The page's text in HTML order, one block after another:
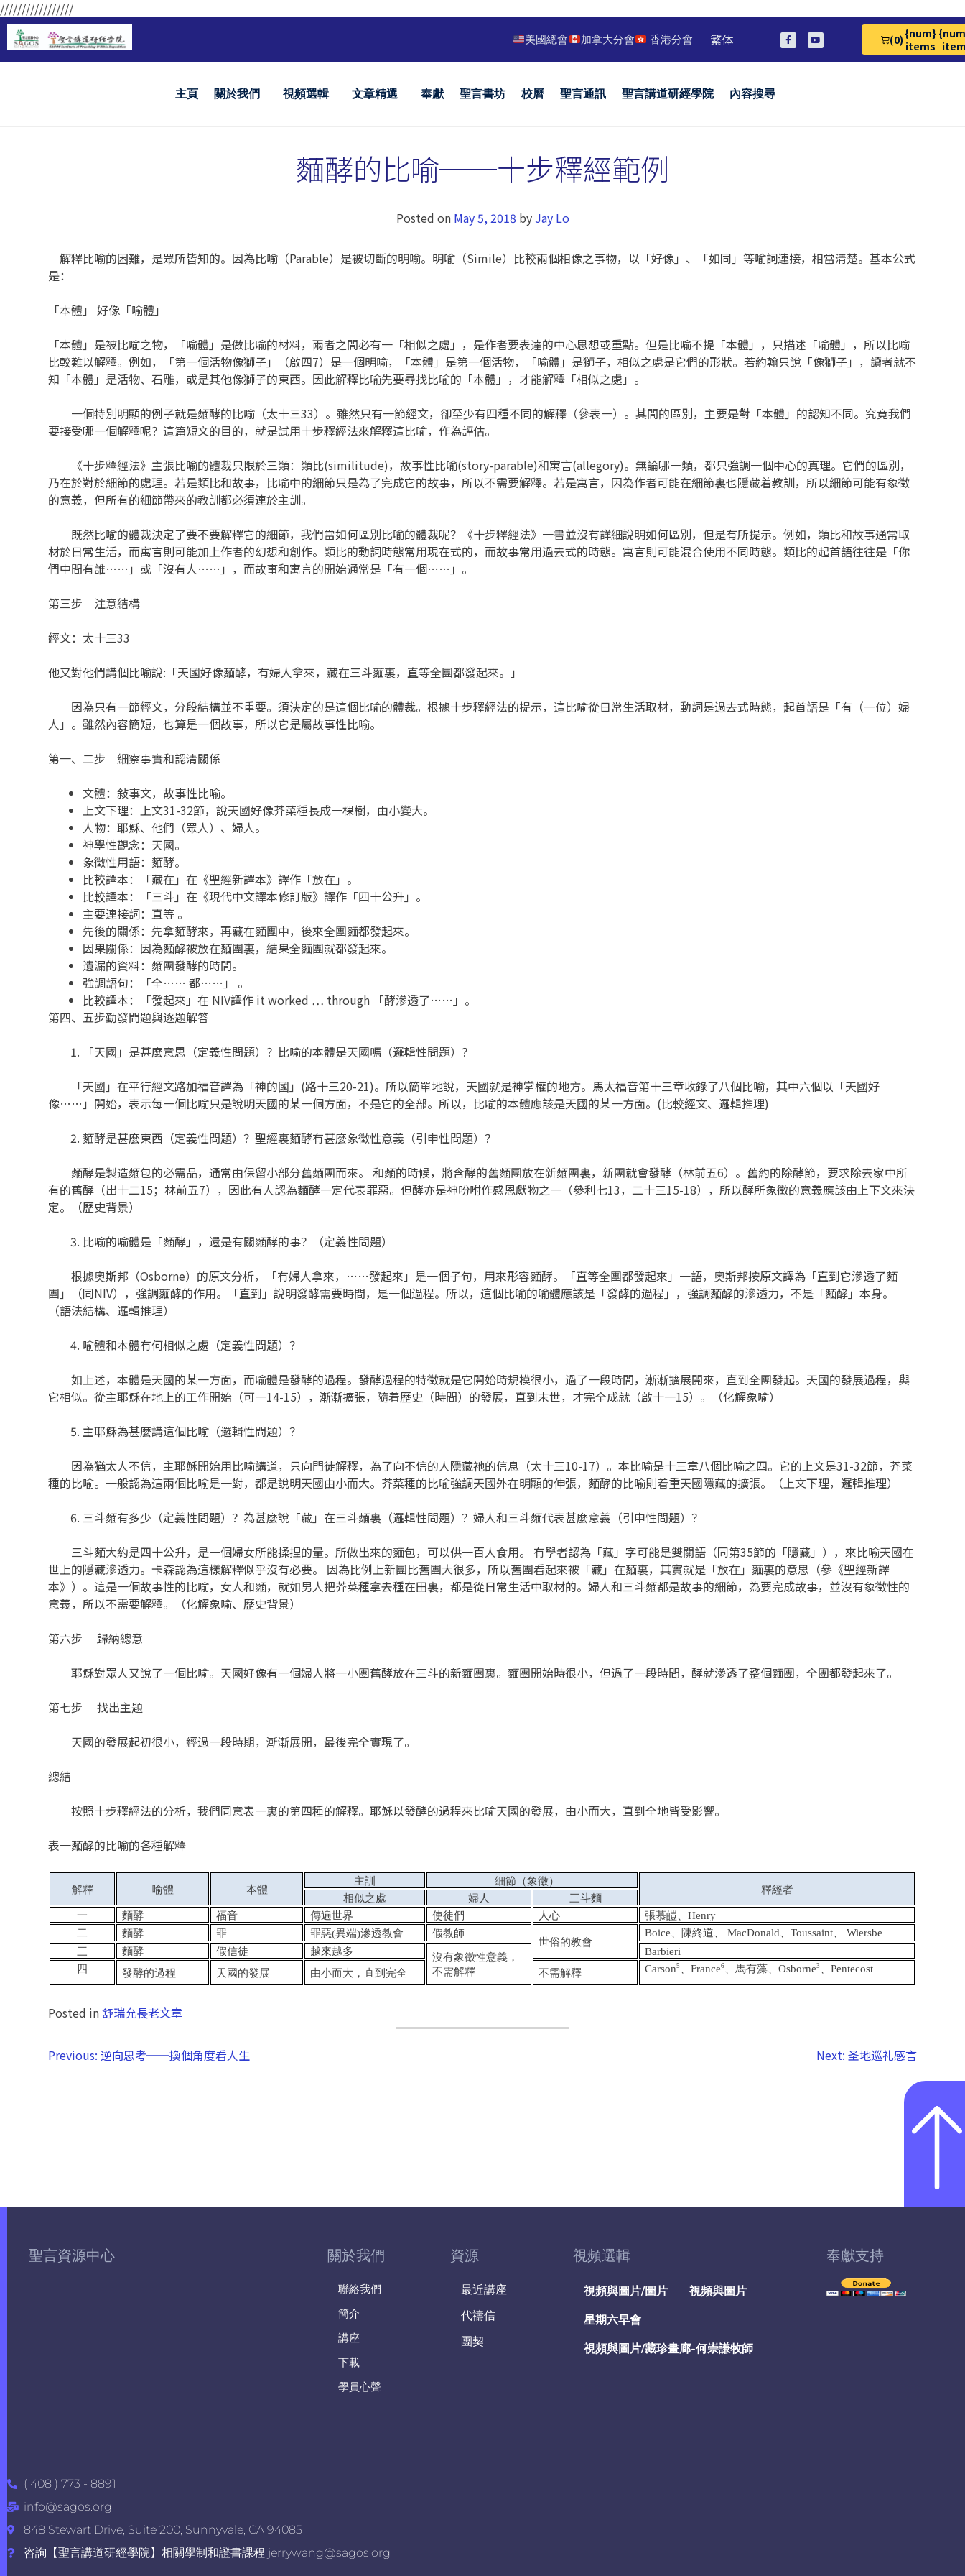
/////////////////
美國總會 加拿大分會 香港分會 繁体 (0)
View Cart 0
{num}
items
主頁 關於我們 視頻選輯 文章精選 奉獻 聖言書坊 校曆 聖言通訊 聖言講道研經學院 內容搜尋
麵酵的比喻──十步釋經範例
Posted on May 5, 2018 by Jay Lo
解釋比喻的困難，是眾所皆知的。因為比喻（Parable）是被切斷的明喻。明喻（Simile）比較兩個相像之事物，以「好像」、「如同」等喻詞連接，相當清楚。基本公式
是：
「本體」 好像「喻體」
「本體」是被比喻之物，「喻體」是做比喻的材料，兩者之間必有一「相似之處」，是作者要表達的中心思想或重點。但是比喻不提「本體」，只描述「喻體」，所以比喻
比較難以解釋。例如，「第一個活物像獅子」（啟四7）是一個明喻，「本體」是第一個活物，「喻體」是獅子，相似之處是它們的形狀。若約翰只說「像獅子」，讀者就不
知「本體」是活物、石雕，或是其他像獅子的東西。因此解釋比喻先要尋找比喻的「本體」，才能解釋「相似之處」。
一個特別明顯的例子就是麵酵的比喻（太十三33）。雖然只有一節經文，卻至少有四種不同的解釋（參表一）。其間的區別，主要是對「本體」的認知不同。究竟我們
要接受哪一個解釋呢？這篇短文的目的，就是試用十步釋經法來解釋這比喻，作為評估。
《十步釋經法》主張比喻的體裁只限於三類：類比(similitude)，故事性比喻(story-parable)和寓言(allegory)。無論哪一類，都只強調一個中心的真理。它們的區別，
乃在於對於細節的處理。若是類比和故事，比喻中的細節只是為了完成它的故事，所以不需要解釋。若是寓言，因為作者可能在細節裏也隱藏着教訓，所以細節可能有象徵
的意義，但所有的細節帶來的教訓都必須連於主訓。
既然比喻的體裁決定了要不要解釋它的細節，我們當如何區別比喻的體裁呢？《十步釋經法》一書並沒有詳細說明如何區別，但是有所提示。例如，類比和故事通常取
材於日常生活，而寓言則可能加上作者的幻想和創作。類比的動詞時態常用現在式的，而故事常用過去式的時態。寓言則可能混合使用不同時態。類比的起首語往往是「你
們中間有誰……」或「沒有人……」，而故事和寓言的開始通常是「有一個……」。
第三步 注意結構
經文：太十三33
他又對他們講個比喻說:「天國好像麵酵，有婦人拿來，藏在三斗麵裏，直等全團都發起來。」
因為只有一節經文，分段結構並不重要。須決定的是這個比喻的體裁。根據十步釋經法的提示，這比喻從日常生活取材，動詞是過去式時態，起首語是「有（一位）婦
人」。雖然內容簡短，也算是一個故事，所以它是屬故事性比喻。
第一、二步 細察事實和認清關係
文體：敍事文，故事性比喻。
上文下理：上文31-32節，說天國好像芥菜種長成一棵樹，由小變大。
人物：耶穌、他們（眾人）、婦人。
神學性觀念：天國。
象徵性用語：麵酵。
比較譯本：「藏在」在《聖經新譯本》譯作「放在」。
比較譯本：「三斗」在《現代中文譯本修訂版》譯作「四十公升」。
主要連接詞：直等 。
先後的關係：先拿麵酵來，再藏在麵團中，後來全團麵都發起來。
因果關係：因為麵酵被放在麵團裏，結果全麵團就都發起來。
遺漏的資料：麵團發酵的時間。
強調語句：「全…… 都……」 。
比較譯本：「發起來」在 NIV譯作 it worked … through 「酵滲透了……」。
第四、五步勤發問題與逐題解答
「天國」是甚麼意思（定義性問題）？比喻的本體是天國嗎（邏輯性問題）？
「天國」在平行經文路加福音譯為「神的國」(路十三20-21)。所以簡單地說，天國就是神掌權的地方。馬太福音第十三章收錄了八個比喻，其中六個以「天國好
像……」開始，表示每一個比喻只是說明天國的某一個方面，不是它的全部。所以，比喻的本體應該是天國的某一方面。(比較經文、邏輯推理)
麵酵是甚麼東西（定義性問題）？聖經裏麵酵有甚麼象徵性意義（引申性問題）？
麵酵是製造麵包的必需品，通常由保留小部分舊麵團而來。 和麵的時候，將含酵的舊麵團放在新麵團裏，新團就會發酵（林前五6）。舊約的除酵節，要求除去家中所
有的舊酵（出十二15；林前五7），因此有人認為麵酵一定代表罪惡。但酵亦是神吩咐作感恩獻物之一（參利七13，二十三15-18），所以酵所象徵的意義應該由上下文來決
定。（歷史背景）
比喻的喻體是「麵酵」，還是有關麵酵的事？（定義性問題）
根據奧斯邦（Osborne）的原文分析，「有婦人拿來，……發起來」是一個子句，用來形容麵酵。「直等全團都發起來」一語，奧斯邦按原文譯為「直到它滲透了麵
團」（同NIV），強調麵酵的作用。「直到」說明發酵需要時間，是一個過程。所以，這個比喻的喻體應該是「發酵的過程」，強調麵酵的滲透力，不是「麵酵」本身。
（語法結構、邏輯推理）
喻體和本體有何相似之處（定義性問題）？
如上述，本體是天國的某一方面，而喻體是發酵的過程。發酵過程的特徵就是它開始時規模很小，過了一段時間，漸漸擴展開來，直到全團發起。天國的發展過程，與
它相似。從主耶穌在地上的工作開始（可一14-15），漸漸擴張，隨着歷史（時間）的發展，直到末世，才完全成就（啟十一15）。（化解象喻）
主耶穌為甚麼講這個比喻（邏輯性問題）？
因為猶太人不信，主耶穌開始用比喻講道，只向門徒解釋，為了向不信的人隱藏祂的信息（太十三10-17）。本比喻是十三章八個比喻之四。它的上文是31-32節，芥菜
種的比喻。一般認為這兩個比喻是一對，都是說明天國由小而大。芥菜種的比喻強調天國外在明顯的伸張，麵酵的比喻則着重天國隱藏的擴張。（上文下理，邏輯推理）
三斗麵有多少（定義性問題）？為甚麼說「藏」在三斗麵裏（邏輯性問題）？婦人和三斗麵代表甚麼意義（引申性問題）？
三斗麵大約是四十公升，是一個婦女所能揉捏的量。所做出來的麵包，可以供一百人食用。 有學者認為「藏」字可能是雙關語（同第35節的「隱藏」），來比喻天國在
世上的隱藏滲透力。卡森認為這樣解釋似乎沒有必要。 因為比例上新團比舊團大很多，所以舊團看起來被「藏」在麵裏，其實就是「放在」麵裏的意思（參《聖經新譯
本》）。這是一個故事性的比喻，女人和麵，就如男人把芥菜種拿去種在田裏，都是從日常生活中取材的。婦人和三斗麵都是故事的細節，為要完成故事，並沒有象徵性的
意義，所以不需要解釋。（化解象喻、歷史背景）
第六步 歸納總意
耶穌對眾人又說了一個比喻。天國好像有一個婦人將一小團舊酵放在三斗的新麵團裏。麵團開始時很小，但過了一段時間，酵就滲透了整個麵團，全團都發起來了。
第七步 找出主題
天國的發展起初很小，經過一段時期，漸漸展開，最後完全實現了。
總結
按照十步釋經法的分析，我們同意表一裏的第四種的解釋。耶穌以發酵的過程來比喻天國的發展，由小而大，直到全地皆受影響。
表一麵酵的比喻的各種解釋
解釋 喻體 本體
主訓 細節（象徵）
釋經者
相似之處 婦人
三斗麵
一
麵酵 福音 傳遍世界 使徒們 人心 張慕皚 、Henry
二
麵酵 罪 罪惡(異端)滲透教會 假教師
世俗的教會
Boice 、陳終道 、 MacDonald 、Toussaint 、 Wiersbe
三
麵酵 假信徒 越來越多
沒有象徵性意義，
不需解釋
Barbieri
四
發酵的過程 天國的發展 由小而大，直到完全 不需解釋 Carson5 、France6 、馬有藻 、Osborne3 、Pentecost
Posted in舒瑞允長老文章
Previous: 逆向思考──換個角度看人生 Next: 圣地巡礼感言
聖言資源中心 關於我們
聯絡我們
簡介
講座
下載
學員心聲
資源
最近講座
代禱信
團契
視頻選輯
視頻與圖片/圖片
視頻與圖片
星期六早會
視頻與圖片/藏珍畫廊-何崇謙牧師
奉獻支持
( 408 ) 773 - 8891
info@sagos.org
848 Stewart Drive, Suite 200, Sunnyvale, CA 94085
咨詢【聖言講道研經學院】相關學制和證書課程 jerrywang@sagos.org